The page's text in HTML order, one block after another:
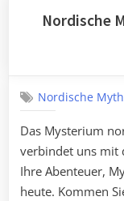
Nordische
Nordische
Das Mysterium
verbindet uns mit
Ihre Abenteuer,
heute. Kommen